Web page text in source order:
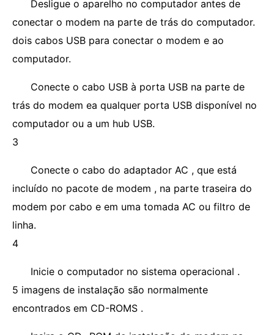
Desligue o aparelho no computador antes de
conectar o modem na parte de trás do computador.
dois cabos USB para conectar o modem e ao
computador.
Conecte o cabo USB à porta USB na parte de
trás do modem ea qualquer porta USB disponível no
computador ou a um hub USB.
3
Conecte o cabo do adaptador AC , que está
incluído no pacote de modem , na parte traseira do
modem por cabo e em uma tomada AC ou filtro de
linha.
4
Inicie o computador no sistema operacional .
5 imagens de instalação são normalmente
encontrados em CD-ROMS .